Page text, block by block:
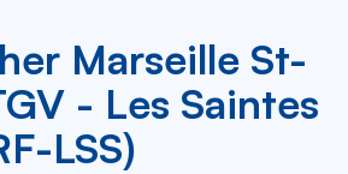
Marseille St-
- Les Saintes
LSS)